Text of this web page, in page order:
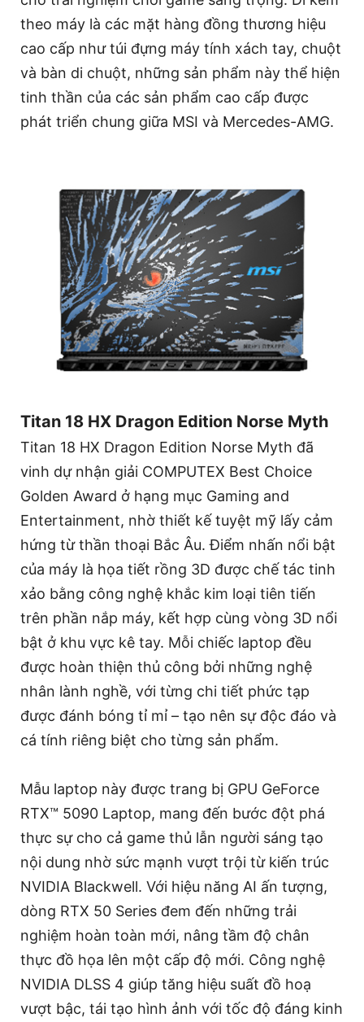
theo máy là các mặt hàng đồng thương hiệu
cao cấp như túi đựng máy tính xách tay, chuột
và bàn di chuột, những sản phẩm này thể hiện
tinh thần của các sản phẩm cao cấp được
phát triển chung giữa MSI và Mercedes-AMG.
Titan 18 HX Dragon Edition Norse Myth
Titan 18 HX Dragon Edition Norse Myth đã
vinh dự nhận giải COMPUTEX Best Choice
Golden Award ở hạng mục Gaming and
Entertainment, nhờ thiết kế tuyệt mỹ lấy cảm
hứng từ thần thoại Bắc Âu. Điểm nhấn nổi bật
của máy là họa tiết rồng 3D được chế tác tinh
xảo bằng công nghệ khắc kim loại tiên tiến
trên phần nắp máy, kết hợp cùng vòng 3D nổi
bật ở khu vực kê tay. Mỗi chiếc laptop đều
được hoàn thiện thủ công bởi những nghệ
nhân lành nghề, với từng chi tiết phức tạp
được đánh bóng tỉ mỉ – tạo nên sự độc đáo và
cá tính riêng biệt cho từng sản phẩm.
Mẫu laptop này được trang bị GPU GeForce
RTX™ 5090 Laptop, mang đến bước đột phá
thực sự cho cả game thủ lẫn người sáng tạo
nội dung nhờ sức mạnh vượt trội từ kiến trúc
NVIDIA Blackwell. Với hiệu năng AI ấn tượng,
dòng RTX 50 Series đem đến những trải
nghiệm hoàn toàn mới, nâng tầm độ chân
thực đồ họa lên một cấp độ mới. Công nghệ
NVIDIA DLSS 4 giúp tăng hiệu suất đồ hoạ
vượt bậc, tái tạo hình ảnh với tốc độ đáng kinh